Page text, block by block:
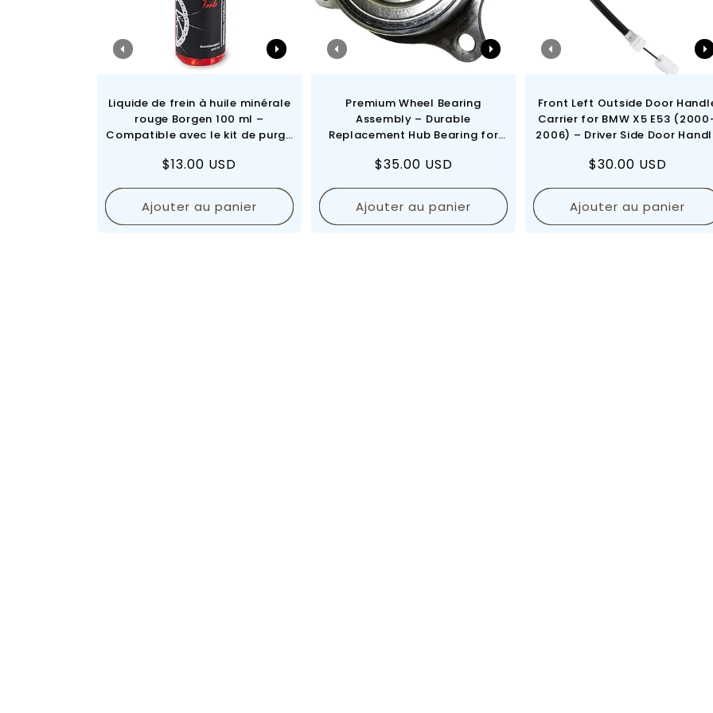
Liquide de frein à huile minérale
rouge Borgen 100 ml –
Compatible avec le kit de purge
Shimano
Prix
​​
régulier
$13.00 USD
Ajouter au panier
Premium Wheel Bearing
Assembly – Durable
Replacement Hub Bearing for
Prix
régulier
$35.00 USD
Ajouter au panier
Front Left Outside Door
Carrier for BMW X5 E53
2006) – Driver Side Door
Prix
régulier
$30.00 USD
Ajouter au panier